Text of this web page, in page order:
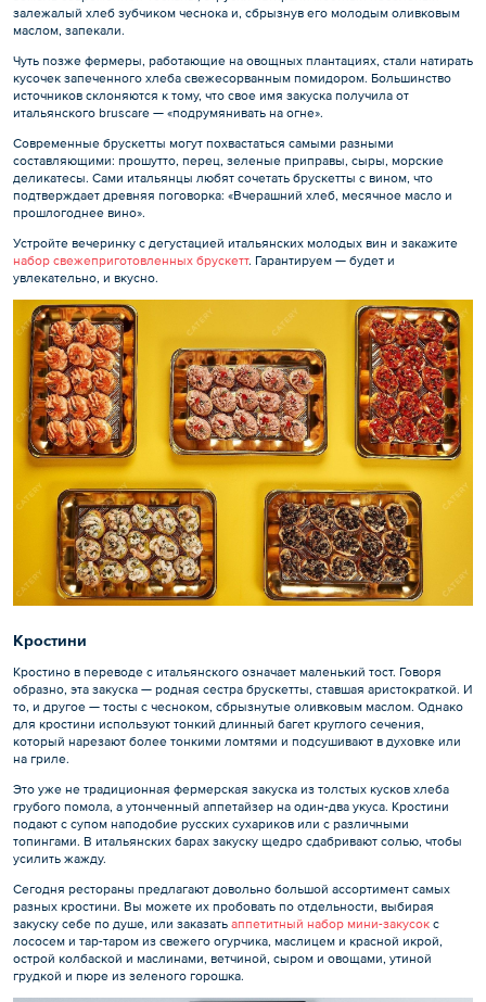
залежалый хлеб зубчиком чеснока и, сбрызнув его молодым оливковым
маслом, запекали.
Чуть позже фермеры, работающие на овощных плантациях, стали натирать
кусочек запеченного хлеба свежесорванным помидором. Большинство
источников склоняются к тому, что свое имя закуска получила от
итальянского bruscare — «подрумянивать на огне».
Современные брускетты могут похвастаться самыми разными
составляющими: прошутто, перец, зеленые приправы, сыры, морские
деликатесы. Сами итальянцы любят сочетать брускетты с вином, что
подтверждает древняя поговорка: «Вчерашний хлеб, месячное масло и
прошлогоднее вино».
Устройте вечеринку с дегустацией итальянских молодых вин и закажите
набор свежеприготовленных брускетт. Гарантируем — будет и
увлекательно, и вкусно.
Кростини
Кростино в переводе с итальянского означает маленький тост. Говоря
образно, эта закуска — родная сестра брускетты, ставшая аристократкой. И
то, и другое — тосты с чесноком, сбрызнутые оливковым маслом. Однако
для кростини используют тонкий длинный багет круглого сечения,
который нарезают более тонкими ломтями и подсушивают в духовке или
на гриле.
Это уже не традиционная фермерская закуска из толстых кусков хлеба
грубого помола, а утонченный аппетайзер на один-два укуса. Кростини
подают с супом наподобие русских сухариков или с различными
топингами. В итальянских барах закуску щедро сдабривают солью, чтобы
усилить жажду.
Сегодня рестораны предлагают довольно большой ассортимент самых
разных кростини. Вы можете их пробовать по отдельности, выбирая
закуску себе по душе, или заказать аппетитный набор мини-закусок с
лососем и тар-таром из свежего огурчика, маслицем и красной икрой,
острой колбаской и маслинами, ветчиной, сыром и овощами, утиной
грудкой и пюре из зеленого горошка.